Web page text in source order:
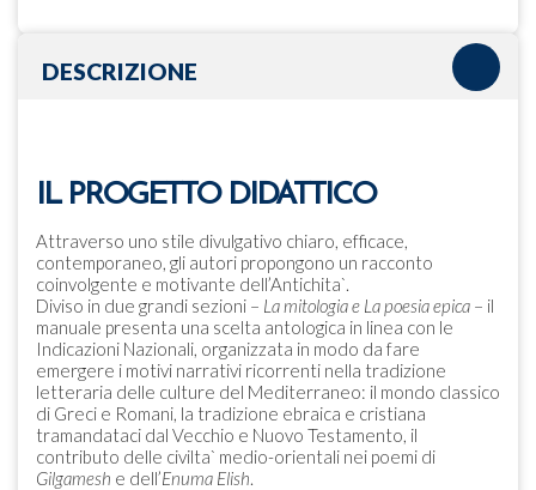
DESCRIZIONE
IL PROGETTO DIDATTICO
Attraverso uno stile divulgativo chiaro, efficace,
contemporaneo, gli autori propongono un racconto
coinvolgente e motivante dell’Antichita`.
Diviso in due grandi sezioni – La mitologia e La poesia epica – il
manuale presenta una scelta antologica in linea con le
Indicazioni Nazionali, organizzata in modo da fare
emergere i motivi narrativi ricorrenti nella tradizione
letteraria delle culture del Mediterraneo: il mondo classico
di Greci e Romani, la tradizione ebraica e cristiana
tramandataci dal Vecchio e Nuovo Testamento, il
contributo delle civilta` medio-orientali nei poemi di
Gilgamesh e dell’Enuma Elish.